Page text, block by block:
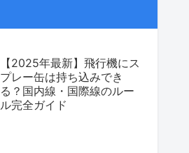
【2025年最新】飛行機にス
プレー缶は持ち込みでき
る？国内線・国際線のルー
ル完全ガイド